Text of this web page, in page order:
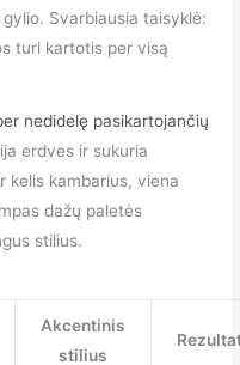
Svarbiausia taisyklė:
turi kartotis per visą
nedidelę pasikartojančių
erdves ir sukuria
kelis kambarius, viena
dažų paletės
stilius.
Akcentinis
stilius